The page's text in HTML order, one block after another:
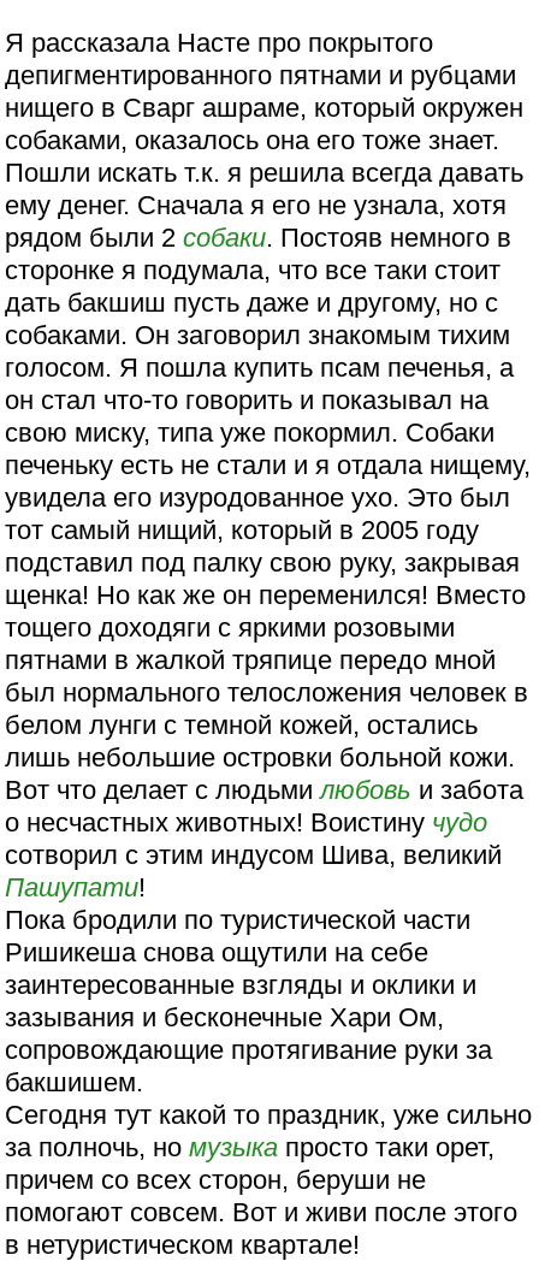
Я рассказала Насте про покрытого
депигментированного пятнами и рубцами
нищего в Сварг ашраме, который окружен
собаками, оказалось она его тоже знает.
Пошли искать т.к. я решила всегда давать
ему денег. Сначала я его не узнала, хотя
рядом были 2собаки. Постояв немного в
сторонке я подумала, что все таки стоит
дать бакшиш пусть даже и другому, но с
собаками. Он заговорил знакомым тихим
голосом. Я пошла купить псам печенья, а
он стал что-то говорить и показывал на
свою миску, типа уже покормил. Собаки
печеньку есть не стали и я отдала нищему,
увидела его изуродованное ухо. Это был
тот самый нищий, который в 2005 году
подставил под палку свою руку, закрывая
щенка! Но как же он переменился! Вместо
тощего доходяги с яркими розовыми
пятнами в жалкой тряпице передо мной
был нормального телосложения человек в
белом лунги с темной кожей, остались
лишь небольшие островки больной кожи.
Вот что делает с людьмилюбовь и забота
о несчастных животных! Воистину чудо
сотворил с этим индусом Шива, великий
Пашупати!
Пока бродили по туристической части
Ришикеша снова ощутили на себе
заинтересованные взгляды и оклики и
зазывания и бесконечные Хари Ом,
сопровождающие протягивание руки за
бакшишем.
Сегодня тут какой то праздник, уже сильно
за полночь, номузыка просто таки орет,
причем со всех сторон, беруши не
помогают совсем. Вот и живи после этого
в нетуристическом квартале!